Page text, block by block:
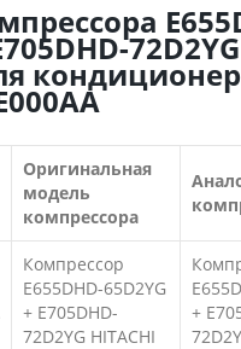
72D2YG
Оригинальная
модель
компрессора
Компрессор
E655DHD-65D2YG
+ E705DHD-
72D2YG HITACHI
+